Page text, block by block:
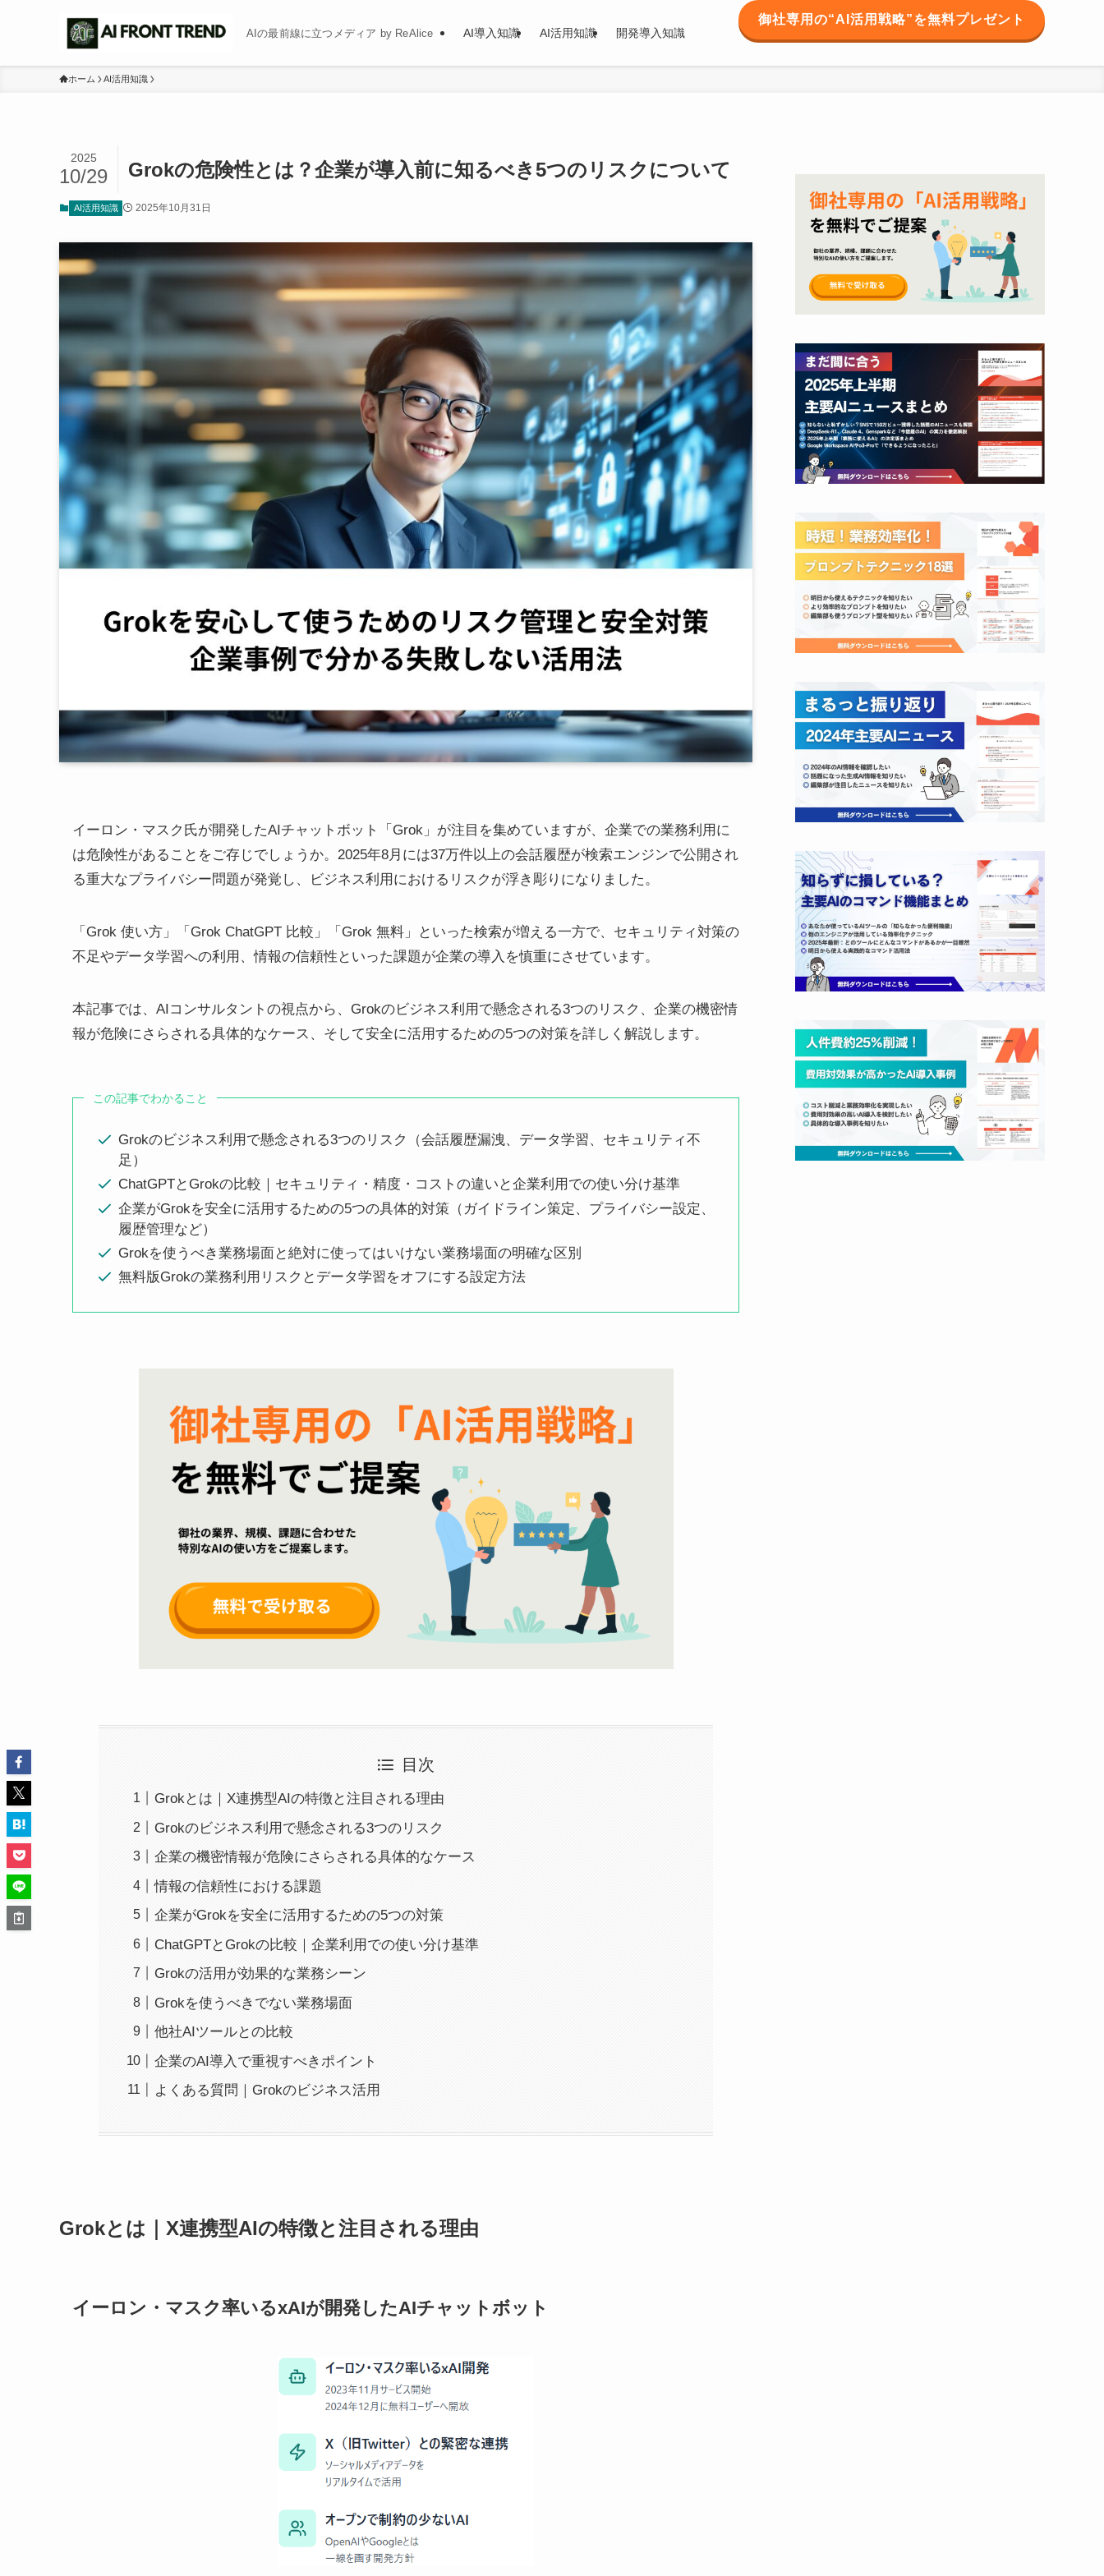
AIの最前線に立つメディア by ReAlice AI導入知識 AI活用知識 開発導入知識
御社専用の“AI活用戦略”を無料プレゼント
ホーム AI活用知識
Grokの危険性とは？企業が導入前に知るべき5つのリスクについて
2025
10/29
AI活用知識 2025年10月31日
イーロン・マスク氏が開発したAIチャットボット「Grok」が注目を集めていますが、企業での業務利用に
は危険性があることをご存じでしょうか。2025年8月には37万件以上の会話履歴が検索エンジンで公開され
る重大なプライバシー問題が発覚し、ビジネス利用におけるリスクが浮き彫りになりました。
「Grok 使い方」「Grok ChatGPT 比較」「Grok 無料」といった検索が増える一方で、セキュリティ対策の
不足やデータ学習への利用、情報の信頼性といった課題が企業の導入を慎重にさせています。
本記事では、AIコンサルタントの視点から、Grokのビジネス利用で懸念される3つのリスク、企業の機密情
報が危険にさらされる具体的なケース、そして安全に活用するための5つの対策を詳しく解説します。
この記事でわかること
Grokのビジネス利用で懸念される3つのリスク（会話履歴漏洩、データ学習、セキュリティ不
足）
ChatGPTとGrokの比較｜セキュリティ・精度・コストの違いと企業利用での使い分け基準
企業がGrokを安全に活用するための5つの具体的対策（ガイドライン策定、プライバシー設定、
履歴管理など）
Grokを使うべき業務場面と絶対に使ってはいけない業務場面の明確な区別
無料版Grokの業務利用リスクとデータ学習をオフにする設定方法
目次
Grokとは｜X連携型AIの特徴と注目される理由
Grokのビジネス利用で懸念される3つのリスク
企業の機密情報が危険にさらされる具体的なケース
情報の信頼性における課題
企業がGrokを安全に活用するための5つの対策
ChatGPTとGrokの比較｜企業利用での使い分け基準
Grokの活用が効果的な業務シーン
Grokを使うべきでない業務場面
他社AIツールとの比較
企業のAI導入で重視すべきポイント
よくある質問｜Grokのビジネス活用
Grokとは｜X連携型AIの特徴と注目される理由
イーロン・マスク率いるxAIが開発したAIチャットボット